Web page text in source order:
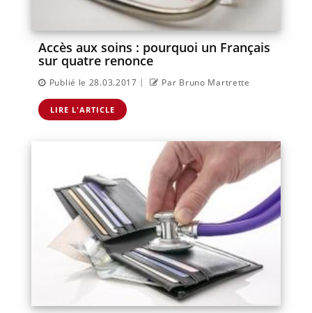
Accès aux soins : pourquoi un Français
sur quatre renonce
Publié le 28.03.2017 | Par Bruno Martrette
LIRE L'ARTICLE